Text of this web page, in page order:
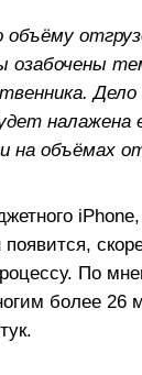
объёму
озабочены
налажена
на объёмах
По
более 26